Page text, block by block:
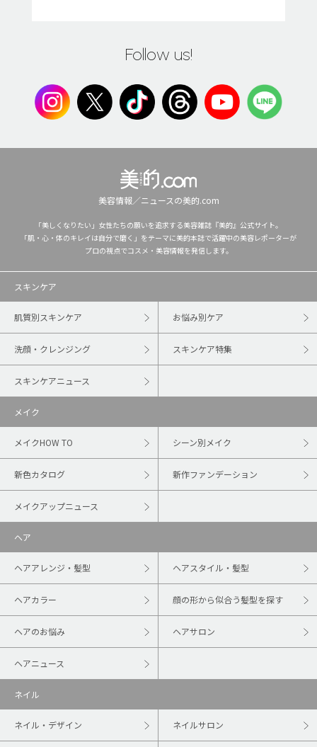
Follow us!
美容情報／ニュースの美的.com
「美しくなりたい」女性たちの願いを追求する美容雑誌『美的』公式サイト。
「肌・心・体のキレイは自分で磨く」をテーマに美的本誌で活躍中の美容レポーターが
プロの視点でコスメ・美容情報を発信します。
スキンケア
肌質別スキンケア お悩み別ケア
洗顔・クレンジング スキンケア特集
スキンケアニュース
メイク
メイクHOW TO シーン別メイク
新色カタログ 新作ファンデーション
メイクアップニュース
ヘア
ヘアアレンジ・髪型 ヘアスタイル・髪型
ヘアカラー 顔の形から似合う髪型を探す
ヘアのお悩み ヘアサロン
ヘアニュース
ネイル
ネイル・デザイン ネイルサロン